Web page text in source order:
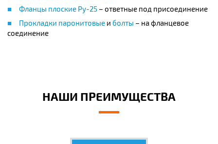
Фланцы плоские Ру-25 – ответные под присоединение
Прокладки паронитовые и болты – на фланцевое
соединение
НАШИ ПРЕИМУЩЕСТВА